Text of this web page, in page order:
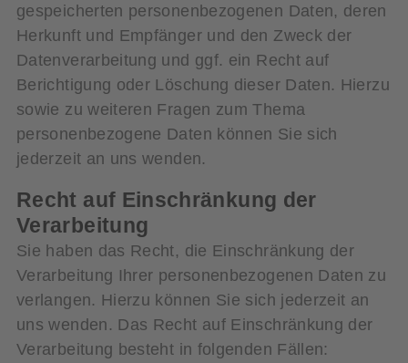
gespeicherten personenbezogenen Daten, deren
Herkunft und Empfänger und den Zweck der
Datenverarbeitung und ggf. ein Recht auf
Berichtigung oder Löschung dieser Daten. Hierzu
sowie zu weiteren Fragen zum Thema
personenbezogene Daten können Sie sich
jederzeit an uns wenden.
Recht auf Einschränkung der
Verarbeitung
Sie haben das Recht, die Einschränkung der
Verarbeitung Ihrer personenbezogenen Daten zu
verlangen. Hierzu können Sie sich jederzeit an
uns wenden. Das Recht auf Einschränkung der
Verarbeitung besteht in folgenden Fällen: